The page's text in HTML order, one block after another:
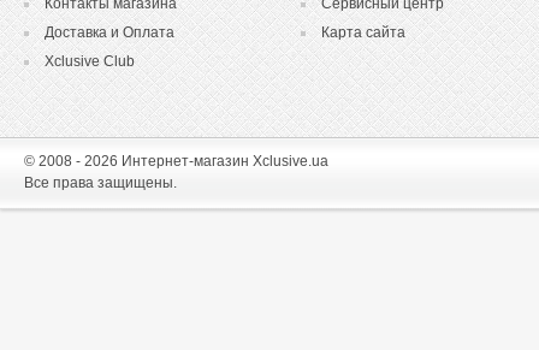
Контакты магазина
Доставка и Оплата
Xclusive Club
Сервисный центр
Карта сайта
© 2008 - 2026 Интернет-магазин Xclusive.ua
Все права защищены.